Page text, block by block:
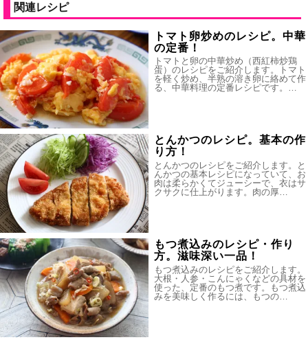
関連レシピ
トマト卵炒めのレシピ。中華
の定番！
トマトと卵の中華炒め（西紅柿炒鶏
蛋）のレシピをご紹介します。トマト
を軽く炒め、半熟の溶き卵に絡めて作
る、中華料理の定番レシピです。…
とんかつのレシピ。基本の作
り方！
とんかつのレシピをご紹介します。と
んかつの基本レシピになっていて、お
肉は柔らかくてジューシーで、衣はサ
クサクに仕上がります。肉の厚…
もつ煮込みのレシピ・作り
方。滋味深い一品！
もつ煮込みのレシピをご紹介します。
大根・人参・こんにゃくなどの具材を
使った、定番のもつ煮です。もつ煮込
みを美味しく作るには、もつの…